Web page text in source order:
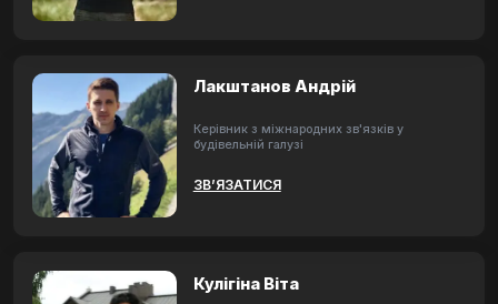
Лакштанов Андрій
Керівник з міжнародних зв'язків у
будівельній галузі
ЗВ’ЯЗАТИСЯ
Кулігіна Віта